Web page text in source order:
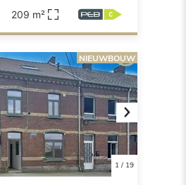
209 m²
Next
1/ 19
NIEUWBOUW